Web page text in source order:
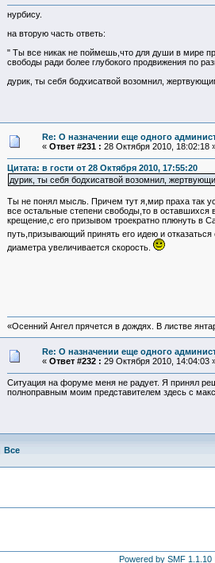
нурбису.
на вторую часть ответь:
" Ты все никак не поймешь,что для души в мире
свободы ради более глубокого продвижения по
дурик, ты себя бодхисатвой возомнил,
Re: О назначении еще одного
« Ответ #231 : 28 Октября 2010, 18:02:18
Цитата: в гости от 28 Октября 2010, 17:55:20
дурик, ты себя бодхисатвой возомнил,
Ты не понял мысль. Причем тут я,мир праха так
все остальные степени свободы,то в оставшихся
крещение,с его призывом троекратно плюнуть в
путь,призывающий принять его идею и
диаметра увеличивается скорость.
«Осенний Ангел прячется в дождях. В листве
Re: О назначении еще одного
« Ответ #232 : 29 Октября 2010, 14:04:03
Ситуация на форуме меня не радует. Я принял
полноправным моим представителем здесь с
Все
Powered by SMF 1.1.10